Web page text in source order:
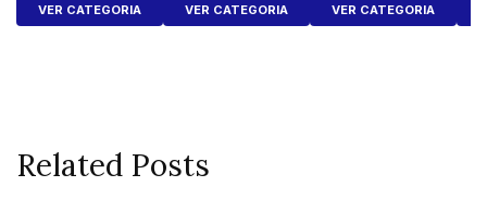
VER CATEGORIA VER CATEGORIA VER CATEGORIA
Related Posts